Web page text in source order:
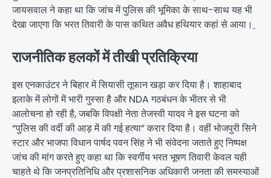
जायसवाल ने कहा था कि जांच में पुलिस की भूमिका के साथ-साथ यह भी
देखा जाएगा कि भरत तिवारी के पास कथित अवैध हथियार कहां से आया।
राजनीतिक हलकों में तीखी प्रतिक्रिया
इस एनकाउंटर ने बिहार में सियासी तूफान खड़ा कर दिया है। शाहाबाद
इलाके में लोगों में भारी गुस्सा है और NDA गठबंधन के भीतर से भी
आलोचना हो रही है, जबकि विपक्षी नेता तेजस्वी यादव ने इस घटना को
“पुलिस की वर्दी की आड़ में की गई हत्या” करार दिया है। वहीं भोजपुरी सिने
स्टार और भाजपा विधान पार्षद पवन सिंह ने भी संवेदना जताते हुए निष्पक्ष
जांच की मांग करते हुए कहा था कि स्वर्गीय भरत भूषण तिवारी केवल यही
चाहते थे कि जनप्रतिनिधि और प्रशासनिक अधिकारी जनता की समस्याओं